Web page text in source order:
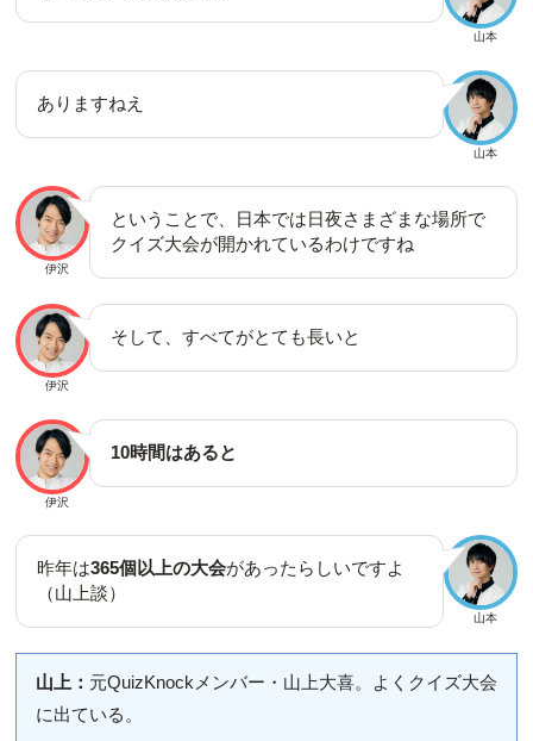
山本
山本
ありますねえ
伊沢
ということで、日本では日夜さまざまな場所で
クイズ大会が開かれているわけですね
伊沢
そして、すべてがとても長いと
伊沢
10時間はあると
山本
昨年は365個以上の大会があったらしいですよ
（山上談）
山上： 元QuizKnockメンバー・山上大喜。よくクイズ大会
に出ている。